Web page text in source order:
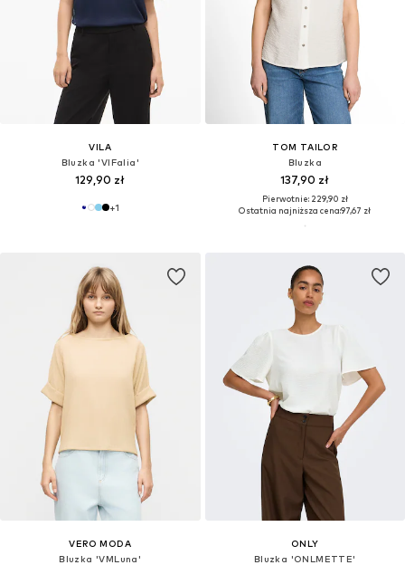
VILA
Bluzka 'VIFalia'
129,90 zł
+1
TOM TAILOR
Bluzka
137,90 zł
Pierwotnie: 229,90 zł
Ostatnia najniższa cena:97,67 zł
VERO MODA
Bluzka 'VMLuna'
ONLY
Bluzka 'ONLMETTE'